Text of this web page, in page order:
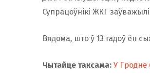
Супрацоўнікі ЖКГ
Вядома, што ў 13 гадоў ён
Чытайце таксама: У Гродне